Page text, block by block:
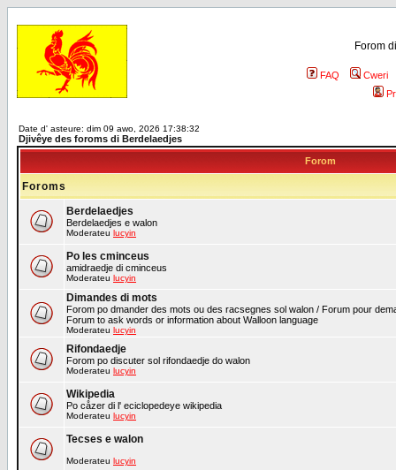
Forom
FAQ
Cweri
Date d' asteure: dim 09 awo, 2026 17:38:32
Djivêye des foroms di Berdelaedjes
Forom
Foroms
Berdelaedjes
Berdelaedjes e walon
Moderateu lucyin
Po les cminceus
amidraedje di cminceus
Moderateu lucyin
Dimandes di mots
Forom po dmander des mots ou des racsegnes sol walon / Forum pour
Forum to ask words or information about Walloon language
Moderateu lucyin
Rifondaedje
Forom po discuter sol rifondaedje do walon
Moderateu lucyin
Wikipedia
Po cåzer di l' eciclopedeye wikipedia
Moderateu lucyin
Tecses e walon
Moderateu lucyin